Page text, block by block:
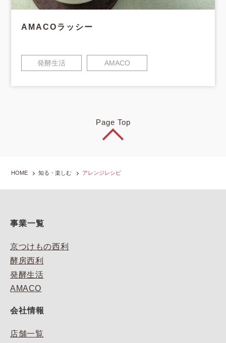
AMACOラッシー
発酵生活 AMACO
Page Top
HOME 知る・楽しむ アレンジレシピ
事業一覧
京つけもの西利
酵房西利
発酵生活
AMACO
会社情報
店舗一覧